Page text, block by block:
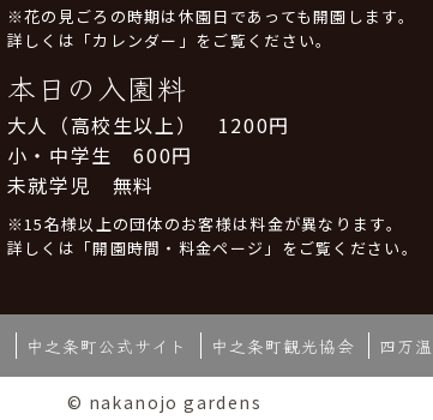
※花の見ごろの時期は休園日であっても開園します。
詳しくは「カレンダー」をご覧ください。
本日の入園料
大人（高校生以上） 1200円
小・中学生 600円
未就学児 無料
※15名様以上の団体のお客様は料金が異なります。
詳しくは「開園時間・料金ページ」をご覧ください。
中之条町公式サイト 中之条町観光協会 四万
© nakanojo gardens